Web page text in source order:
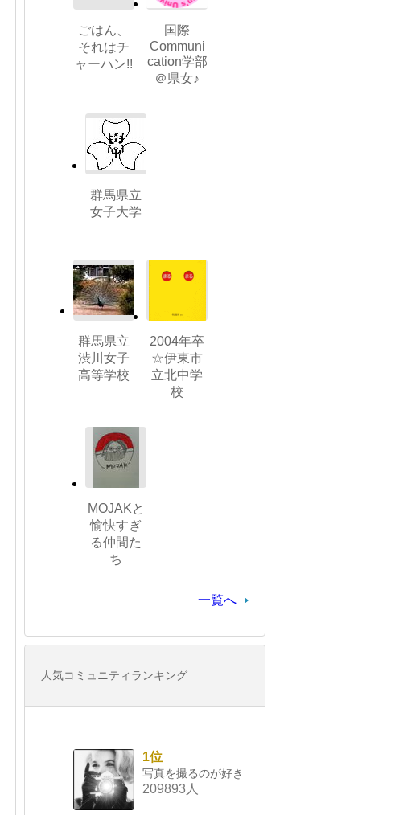
ごはん、
それはチ
ャーハン!!
国際
Communi
cation学部
＠県女♪
群馬県立
女子大学
群馬県立
渋川女子
高等学校
2004年卒
☆伊東市
立北中学
校
MOJAKと
愉快すぎ
る仲間た
ち
一覧へ
人気コミュニティランキング
1位
写真を撮るのが好き
209893人